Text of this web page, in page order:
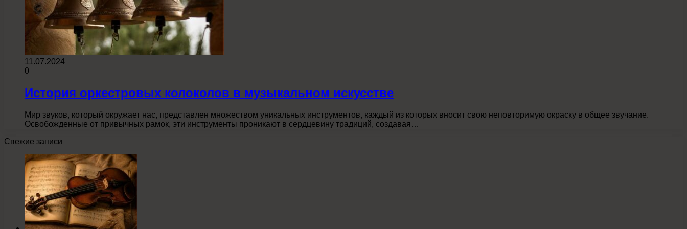
11.07.2024
0
История оркестровых колоколов в музыкальном искусстве
Мир звуков, который окружает нас, представлен множеством уникальных инструментов, каждый из которых вносит свою неповторимую окраску в общее звучание.
Освобожденные от привычных рамок, эти инструменты проникают в сердцевину традиций, создавая…
Свежие записи